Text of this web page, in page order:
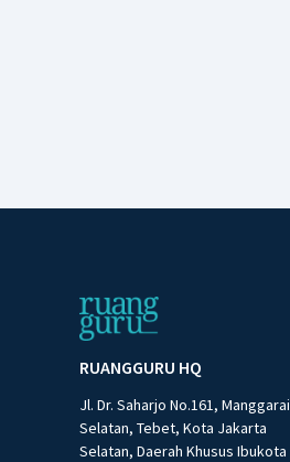
RUANGGURU HQ
Jl. Dr. Saharjo No.161, Manggarai
Selatan, Tebet, Kota Jakarta
Selatan, Daerah Khusus Ibukota